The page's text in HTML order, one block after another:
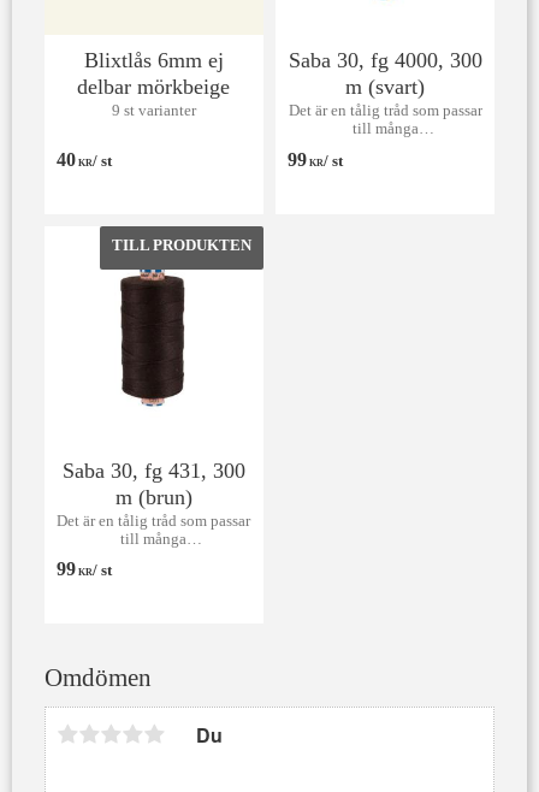
Omdömen
Du
Blixtlås 6mm ej
delbar mörkbeige
9 st varianter
40KR/ st
Saba 30, fg 4000, 300
m (svart)
Det är en tålig tråd som passar
till många
till markiser, kapell, möbler
99 KR/ st
Saba 30, fg 431, 300
m (brun)
Det är en tålig tråd som passar
till många
till markiser, kapell, möbler
99KR/ st
Lägg till i favoriter